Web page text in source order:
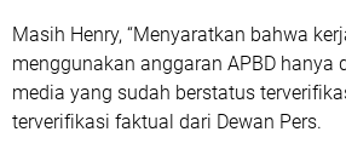
Masih Henry, “Menyaratkan bahwa
menggunakan anggaran APBD hanya
media yang sudah berstatus
terverifikasi faktual dari Dewan Pers.